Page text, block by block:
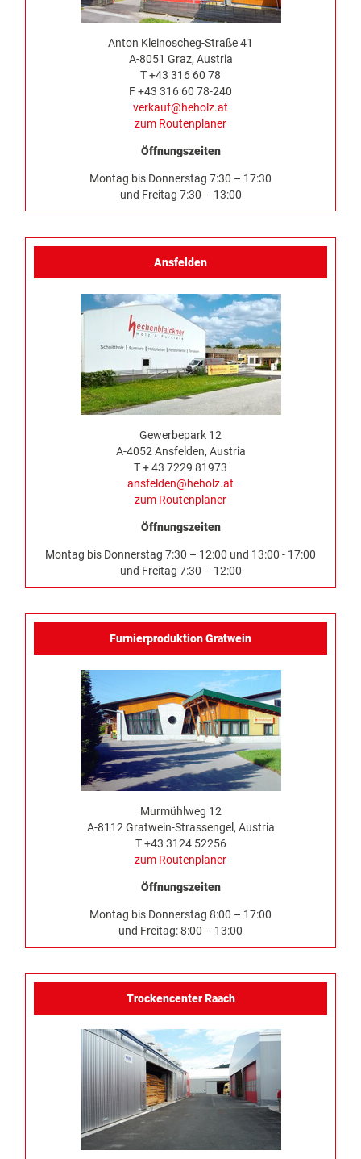
Anton Kleinoscheg-Straße 41
A-8051 Graz, Austria
T +43 316 60 78
F +43 316 60 78-240
verkauf@heholz.at
zum Routenplaner
Öffnungszeiten
Montag bis Donnerstag 7:30 – 17:30
und Freitag 7:30 – 13:00
Ansfelden
Gewerbepark 12
A-4052 Ansfelden, Austria
T + 43 7229 81973
ansfelden@heholz.at
zum Routenplaner
Öffnungszeiten
Montag bis Donnerstag 7:30 – 12:00 und 13:00 - 17:00
und Freitag 7:30 – 12:00
Furnierproduktion Gratwein
Murmühlweg 12
A-8112 Gratwein-Strassengel, Austria
T +43 3124 52256
zum Routenplaner
Öffnungszeiten
Montag bis Donnerstag 8:00 – 17:00
und Freitag: 8:00 – 13:00
Trockencenter Raach